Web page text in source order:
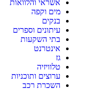
אשראי והלוואות
מים וקפה
בנקים
עיתונים וספרים
בתי השקעות
אינטרנט
גז
טלוויזיה
ערוצים ותוכניות
השכרת רכב